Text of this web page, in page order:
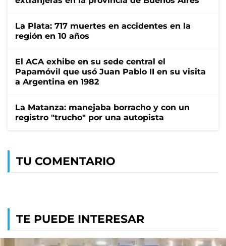
La Plata: 717 muertes en accidentes en la
región en 10 años
El ACA exhibe en su sede central el
Papamóvil que usó Juan Pablo II en su visita
a Argentina en 1982
La Matanza: manejaba borracho y con un
registro "trucho" por una autopista
TU COMENTARIO
TE PUEDE INTERESAR